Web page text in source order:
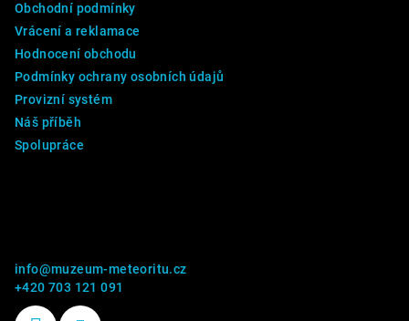
Obchodní podmínky
Vrácení a reklamace
Hodnocení obchodu
Podmínky ochrany osobních údajů
Provizní systém
Náš příběh
Spolupráce
info@muzeum-meteoritu.cz
+420 703 121 091